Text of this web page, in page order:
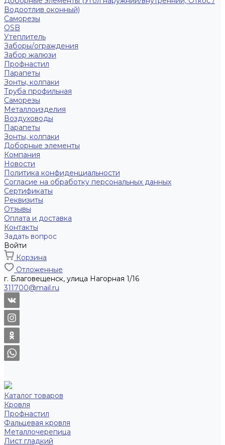
Водоотлив оконный)
Саморезы
OSB
Утеплитель
Заборы/ограждения
Забор жалюзи
Профнастил
Парапеты
Зонты, колпаки
Труба профильная
Саморезы
Металлоизделия
Воздуховоды
Парапеты
Зонты, колпаки
Доборные элементы
Компания
Новости
Политика конфиденциальности
Согласие на обработку персональных данных
Сертификаты
Реквизиты
Отзывы
Оплата и доставка
Контакты
Задать вопрос
Войти
Корзина
Отложенные
г. Благовещенск, улица Нагорная 1/16
311700@mail.ru
Каталог товаров
Кровля
Профнастил
Фальцевая кровля
Металлочерепица
Лист гладкий